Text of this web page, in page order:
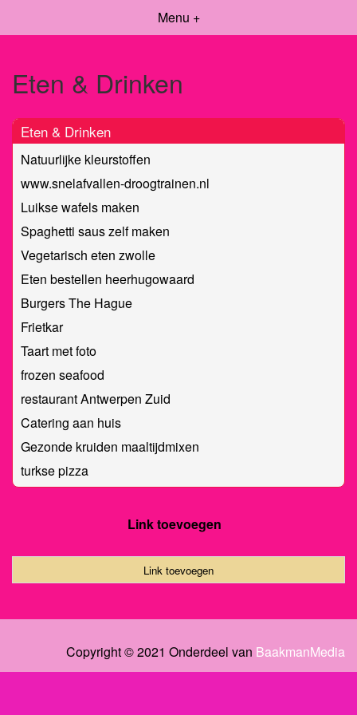
Menu +
Eten & Drinken
Eten & Drinken
Natuurlijke kleurstoffen
www.snelafvallen-droogtrainen.nl
Luikse wafels maken
Spaghetti saus zelf maken
Vegetarisch eten zwolle
Eten bestellen heerhugowaard
Burgers The Hague
Frietkar
Taart met foto
frozen seafood
restaurant Antwerpen Zuid
Catering aan huis
Gezonde kruiden maaltijdmixen
turkse pizza
Link toevoegen
Link toevoegen
Copyright © 2021 Onderdeel van BaakmanMedia